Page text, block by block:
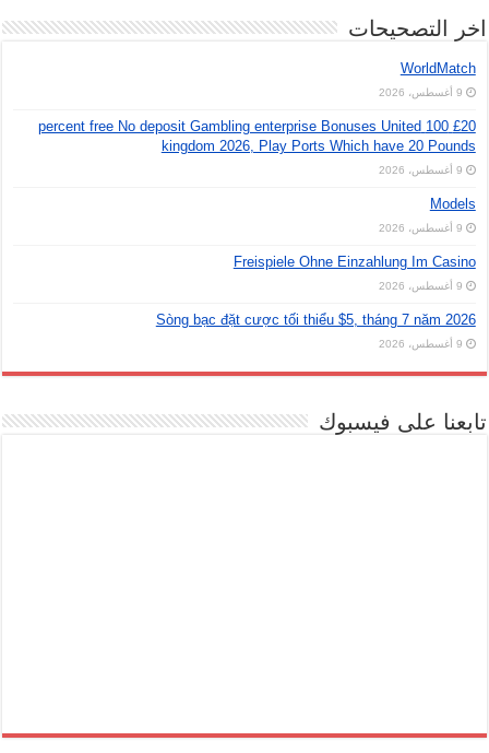
اخر التصحيحات
WorldMatch
9 أغسطس، 2026
£20 100 percent free No deposit Gambling enterprise Bonuses United
kingdom 2026, Play Ports Which have 20 Pounds
9 أغسطس، 2026
Models
9 أغسطس، 2026
Freispiele Ohne Einzahlung Im Casino
9 أغسطس، 2026
Sòng bạc đặt cược tối thiểu $5, tháng 7 năm 2026
9 أغسطس، 2026
تابعنا على فيسبوك